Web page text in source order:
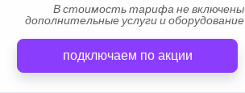
В стоимость тарифа не включены
дополнительные услуги и оборудование
подключаем по акции